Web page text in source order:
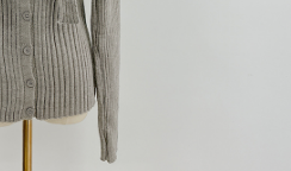
】
dalam bil telekomunikasi,
menghantar SMS peringatan
bulanan.
bil, anda boleh memilih untuk
serbaneka / Kedai rasmi Taiwan